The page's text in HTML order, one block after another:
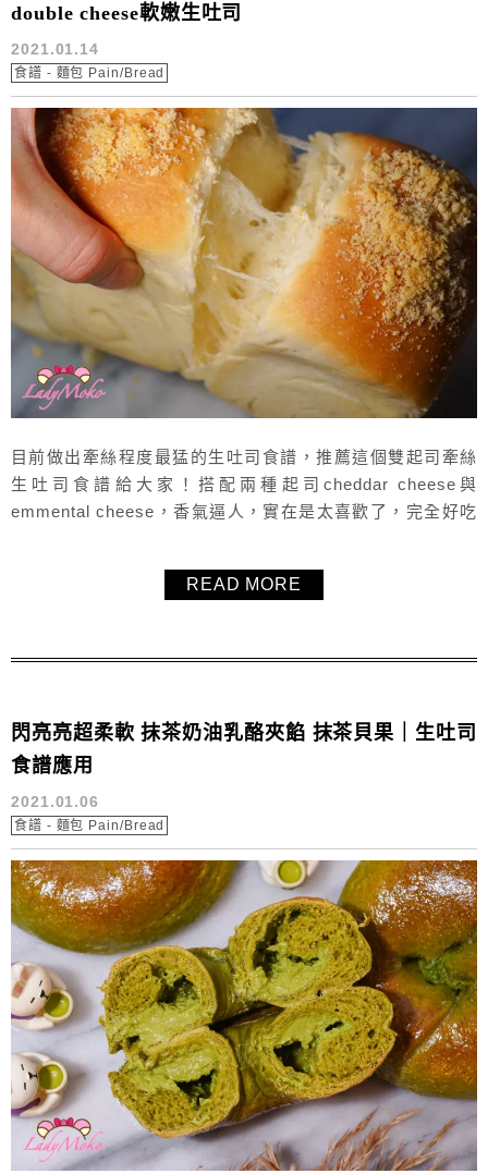
double cheese軟嫩生吐司
2021.01.14
食譜 - 麵包 Pain/Bread
目前做出牽絲程度最猛的生吐司食譜，推薦這個雙起司牽絲
生吐司食譜給大家！搭配兩種起司cheddar cheese與
emmental cheese，香氣逼人，實在是太喜歡了，完全好吃
READ MORE
閃亮亮超柔軟 抹茶奶油乳酪夾餡 抹茶貝果｜生吐司
食譜應用
2021.01.06
食譜 - 麵包 Pain/Bread